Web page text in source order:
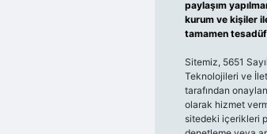
paylaşım
kurum ve kişiler
tamamen
Sitemiz, 5651
Teknolojileri ve
tarafından
olarak hizmet
sitedeki içerikleri